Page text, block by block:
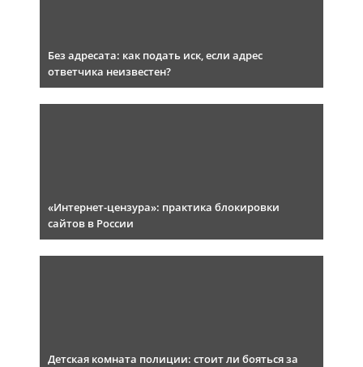
Без адресата: как подать иск, если адрес
ответчика неизвестен?
«Интернет-цензура»: практика блокировки
сайтов в России
Детская комната полиции: стоит ли бояться за